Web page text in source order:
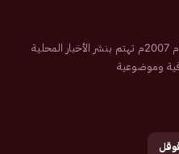
صحيفة إلكترونية سعودية تم تأسيسها عام 2007م تهتم بنشر الأخبار المحلية
وموضوعية